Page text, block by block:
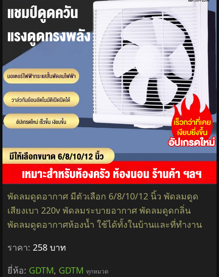
พัดลมดูดอากาศ มีตัวเลือก 6/8/10/12 นิ้ว พัดลมดูด
เสียงเบา 220v พัดลมระบายอากาศ พัดลมดูดกลิ่น
พัดลมดูดอากาศห้องน้ำ ใช้ได้ทั้งในบ้านและที่ทำงาน
ราคา: 258 บาท
ยี่ห้อ: GDTM, GDTM ทุกหมวด